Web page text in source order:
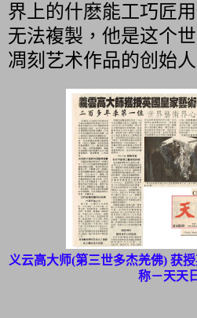
界上的什麽能工巧匠
无法複製，他是这个
凋刻艺术作品的创始人
义云高大师(第三世多杰羌佛) 获
称－天天